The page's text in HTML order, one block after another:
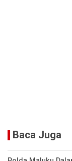
Baca Juga